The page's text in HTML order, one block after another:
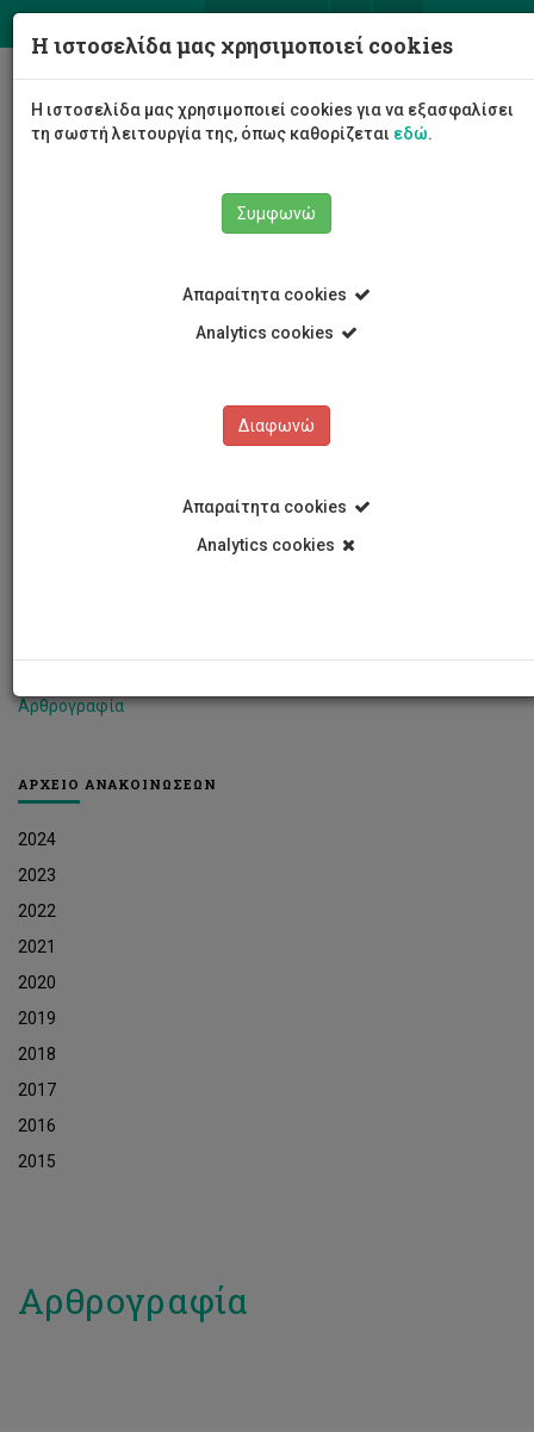
Αρθρογραφία
ΑΡΧΕΙΟ ΑΝΑΚΟΙΝΩΣΕΩΝ
2024
2023
2022
2021
2020
2019
2018
2017
2016
2015
Αρθρογραφία
Η ιστοσελίδα μας χρησιμοποιεί cookies
Η ιστοσελίδα μας χρησιμοποιεί cookies για να εξασφαλίσει
τη σωστή λειτουργία της, όπως καθορίζεται εδώ.
Συμφωνώ
Απαραίτητα cookies
Analytics cookies
Διαφωνώ
Απαραίτητα cookies
Analytics cookies